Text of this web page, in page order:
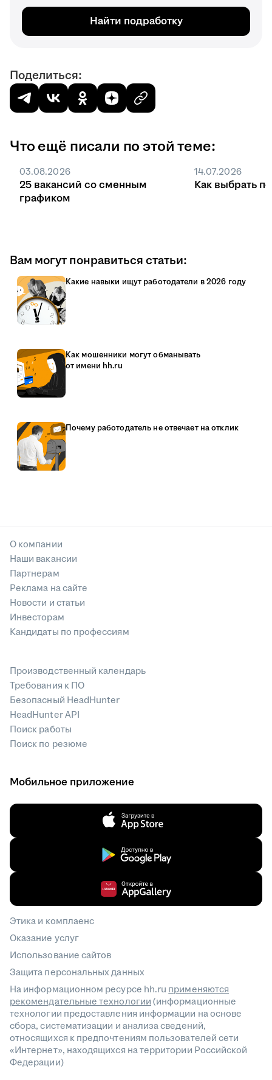
Найти подработку
Поделиться:
Что ещё писали по этой теме:
03.08.2026
25 вакансий со сменным
графиком
14.07.2026
Как выбрать
Вам могут понравиться статьи:
Какие навыки ищут работодатели в 2026 году
Как мошенники могут обманывать
от имени hh.ru
Почему работодатель не отвечает на отклик
О компании
Наши вакансии
Партнерам
Реклама на сайте
Новости и статьи
Инвесторам
Кандидаты по профессиям
Производственный календарь
Требования к ПО
Безопасный HeadHunter
HeadHunter API
Поиск работы
Поиск по резюме
Мобильное приложение
Этика и комплаенс
Оказание услуг
Использование сайтов
Защита персональных данных
На информационном ресурсе hh.ru применяются
рекомендательные технологии(информационные
технологии предоставления информации на основе
сбора, систематизации и анализа сведений,
относящихся к предпочтениям пользователей сети
«Интернет», находящихся на территории Российской
Федерации)